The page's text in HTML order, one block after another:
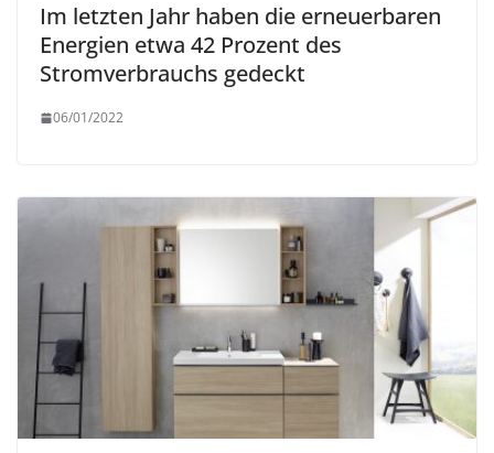
Im letzten Jahr haben die erneuerbaren
Energien etwa 42 Prozent des
Stromverbrauchs gedeckt
06/01/2022